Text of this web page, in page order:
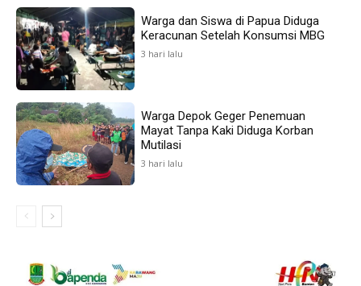
Warga dan Siswa di Papua Diduga
Keracunan Setelah Konsumsi MBG
3 hari lalu
Warga Depok Geger Penemuan
Mayat Tanpa Kaki Diduga Korban
Mutilasi
3 hari lalu